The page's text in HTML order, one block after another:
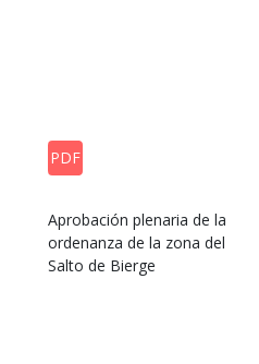
PDF
Aprobación plenaria de la
ordenanza de la zona del
Salto de Bierge